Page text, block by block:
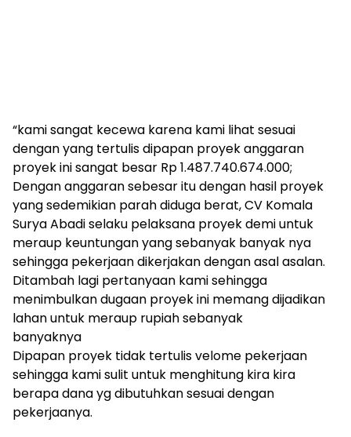
“kami sangat kecewa karena kami lihat sesuai
dengan yang tertulis dipapan proyek anggaran
proyek ini sangat besar Rp 1.487.740.674.000;
Dengan anggaran sebesar itu dengan hasil proyek
yang sedemikian parah diduga berat, CV Komala
Surya Abadi selaku pelaksana proyek demi untuk
meraup keuntungan yang sebanyak banyak nya
sehingga pekerjaan dikerjakan dengan asal asalan.
Ditambah lagi pertanyaan kami sehingga
menimbulkan dugaan proyek ini memang dijadikan
lahan untuk meraup rupiah sebanyak
banyaknya
Dipapan proyek tidak tertulis velome pekerjaan
sehingga kami sulit untuk menghitung kira kira
berapa dana yg dibutuhkan sesuai dengan
pekerjaanya.